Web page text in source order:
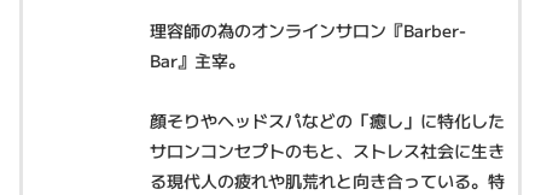
理容師の為のオンラインサロン『Barber-
Bar』主宰。
顔そりやヘッドスパなどの「癒し」に特化した
サロンコンセプトのもと、ストレス社会に生き
る現代人の疲れや肌荒れと向き合っている。特